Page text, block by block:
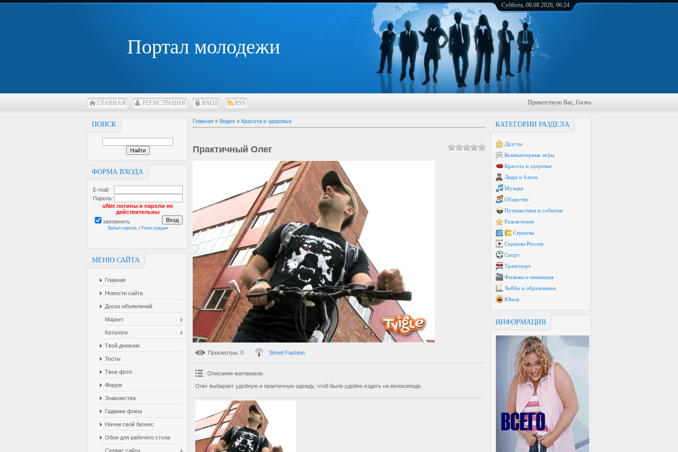
Портал молодежи
Суббота, 08.08.2026, 06:24
ГЛАВНАЯ РЕГИСТРАЦИЯ ВХОД RSS Приветствую Вас, Гость
ПОИСК
ФОРМА ВХОДА
E-mail:
Пароль:
uNet логины и пароли не
действительны
запомнить
Забыл пароль Регистрация
МЕНЮ САЙТА
Главная
Новости сайта
Доска объявлений
Маркет
Каталоги
Твой дневник
Тесты
Твои фото
Форум
Знакомства
Гадание флеш
Начни свой бизнес
Обои для рабочего стола
Сервис сайта
КАТЕГОРИИ РАЗДЕЛА
Другое
Компьютерные игры
Красота и здоровье
Люди и блоги
Музыка
Общество
Путешествия и события
Развлечения
Сериалы
Сериалы Россия
Спорт
Транспорт
Фильмы и анимация
Хобби и образование
Юмор
ИНФОРМАЦИЯ
Главная » Видео » Красота и здоровье
Практичный Олег
Просмотры: 0 Street Fashion
Описание материала:
Олег выбирает удобную и практичную одежду, чтоб было удобно ездить на велосипеде.